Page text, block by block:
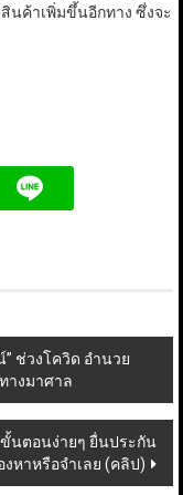
นค้าเพิ่มขึ้นอีกทาง ซึ่งจะ
ช่วงโควิด อำนวย
างมาศาล
นตอนง่ายๆ ยื่นประกัน
หาหรือจำเลย (คลิป)